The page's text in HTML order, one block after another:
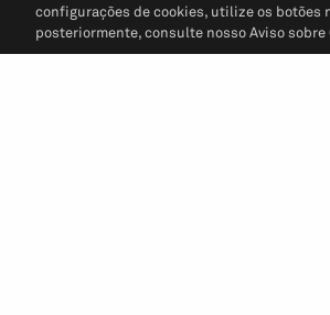
configurações de cookies, utilize os botões
posteriormente, consulte nosso Aviso sobre